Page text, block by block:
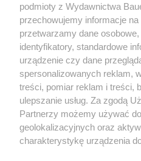
Lista adresów sklepów, które
edycji Stylowych ZAKUPÓW
STYLOWE ZAKUPY
podmioty z Wydawnictwa
przechowujemy informacje
przetwarzamy dane
identyfikatory, standardowe
urządzenie czy dane
spersonalizowanych reklam,
treści, pomiar reklam i treści,
ulepszanie usług. Za zgodą
Partnerzy możemy używać
geolokalizacyjnych oraz
charakterystykę urządzenia